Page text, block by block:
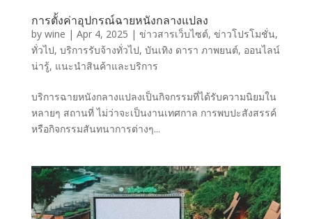
การตั้งค่าอุปกรณ์ฉายหนังกลางแปลง
by wine | Apr 4, 2025 | ข่าวสารเว็บไซต์, ข่าวโปรโมชั่น,
ทั่วไป, บริการรับจ้างทั่วไป, บันเทิง ดารา ภาพยนต์, ออนไลน์
น่ารู้, แนะนำสินค้าและบริการ
บริการฉายหนังกลางแปลงเป็นกิจกรรมที่ได้รับความนิยมใน
หลายๆ สถานที่ ไม่ว่าจะเป็นงานเทศกาล การพบปะสังสรรค์
หรือกิจกรรมสันทนาการต่างๆ...